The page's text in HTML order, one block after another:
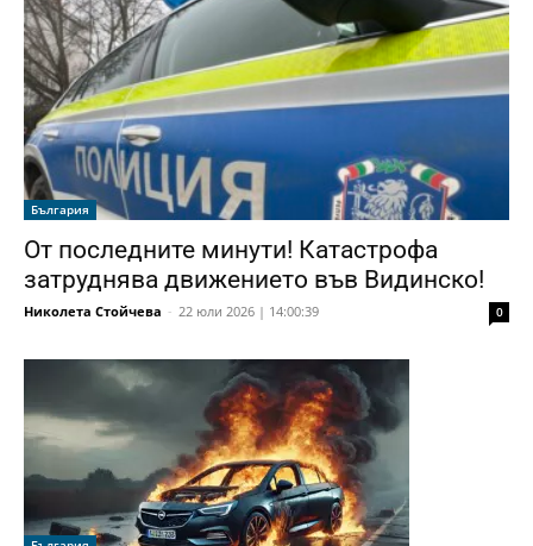
България
От последните минути! Катастрофа
затруднява движението във Видинско!
Николета Стойчева - 22 юли 2026 | 14:00:39 0